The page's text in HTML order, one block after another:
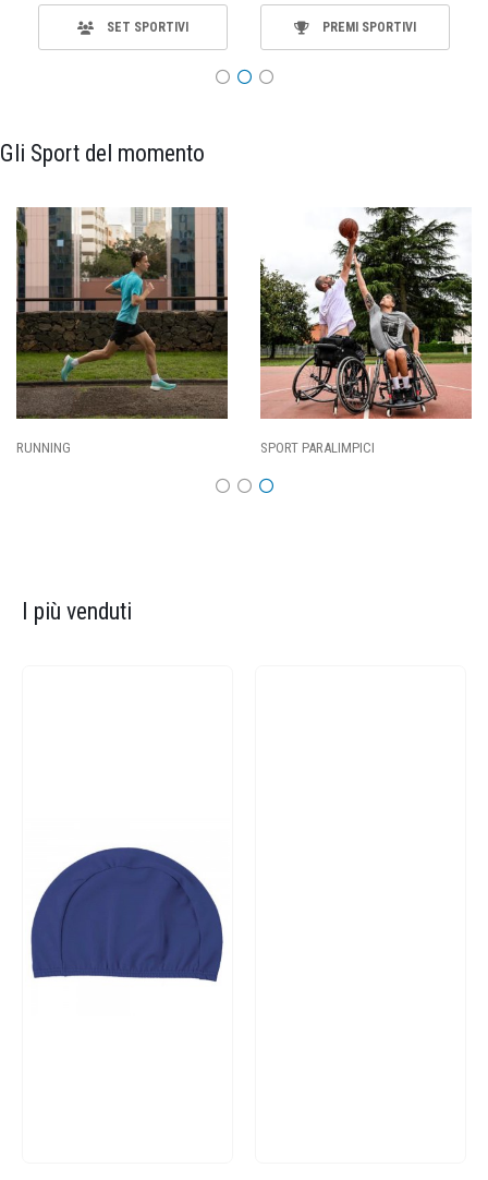
SET SPORTIVI PREMI SPORTIVI
Gli Sport del momento
BASKET
I più venduti